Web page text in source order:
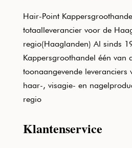
Hair-Point
totaalleverancier voor de
regio(Haaglanden) Al sinds
Kappersgroothandel één van
toonaangevende leveranciers
haar-, visagie- en
regio
Klantenservice